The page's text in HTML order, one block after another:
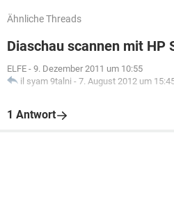
Ähnliche Threads
Diaschau scannen mit HP
ELFE - 9. Dezember 2011 um 10:55
il syam 9talni - 7. August 2012 um
1 Antwort